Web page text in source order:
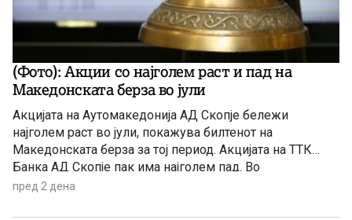
(Фото): Акции со најголем раст и пад на
Македонската берза во јули
Акцијата на Аутомакедонија АД Скопје бележи
најголем раст во јули, покажува билтенот на
Македонската берза за тој период. Акцијата на ТТК
Банка АД Скопје пак има најголем пад. Во
продолжение целосно и другите акции со најголем
пред 2 дена